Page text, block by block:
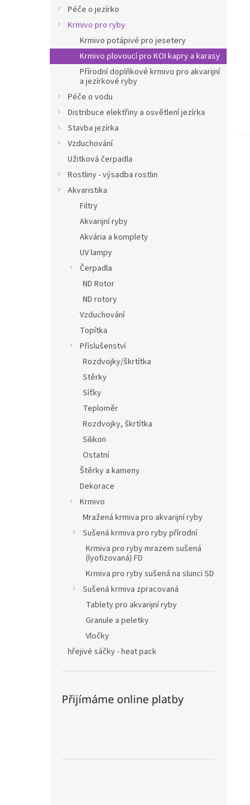
Péče o jezírko
Krmivo pro ryby
Krmivo potápivé pro jesetery
Krmivo plovoucí pro KOI kapry a karasy
Přírodní doplňkové krmivo pro akvarijní
a jezírkové ryby
Péče o vodu
Distribuce elektřiny a osvětlení jezírka
Stavba jezírka
Vzduchování
Užitková čerpadla
Rostliny - výsadba rostlin
Akvaristika
Filtry
Akvarijní ryby
Akvária a komplety
UV lampy
Čerpadla
ND Rotor
ND rotory
Vzduchování
Topítka
Příslušenství
Rozdvojky/škrtítka
Stěrky
Síťky
Teploměr
Rozdvojky, škrtítka
Silikon
Ostatní
Štěrky a kameny
Dekorace
Krmivo
Mražená krmiva pro akvarijní ryby
Sušená krmiva pro ryby přírodní
Krmiva pro ryby mrazem sušená
(lyofizovaná) FD
Krmiva pro ryby sušená na slunci SD
Sušená krmiva zpracovaná
Tablety pro akvarijní ryby
Granule a peletky
Vločky
hřejivé sáčky - heat pack
Přijímáme online platby